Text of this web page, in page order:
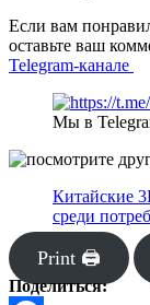
Если вам
оставьте ваш
Telegram-канале
Мы в
Китайские
среди
Print 🖨
Поделиться: